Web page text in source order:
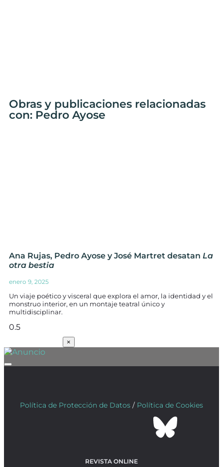
Obras y publicaciones relacionadas
con: Pedro Ayose
Ana Rujas, Pedro Ayose y José Martret desatan La
otra bestia
enero 9, 2025
Un viaje poético y visceral que explora el amor, la identidad y el
monstruo interior, en un montaje teatral único y
multidisciplinar.
×
Política de Protección de Datos / Política de Cookies
REVISTA ONLINE